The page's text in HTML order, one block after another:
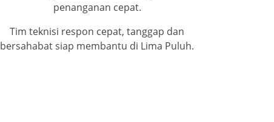
penanganan cepat.
Tim teknisi respon cepat, tanggap dan
bersahabat siap membantu di Lima Puluh.